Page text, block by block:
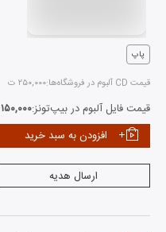
پاپ
قیمت CD آلبوم در فروشگاه‌ها: ۲۵۰,۰۰۰ ت
قیمت فایل آلبوم در بیپ‌تونز:۱۵۰,۰۰۰ ت
افزودن به سبد خرید
ارسال هدیه